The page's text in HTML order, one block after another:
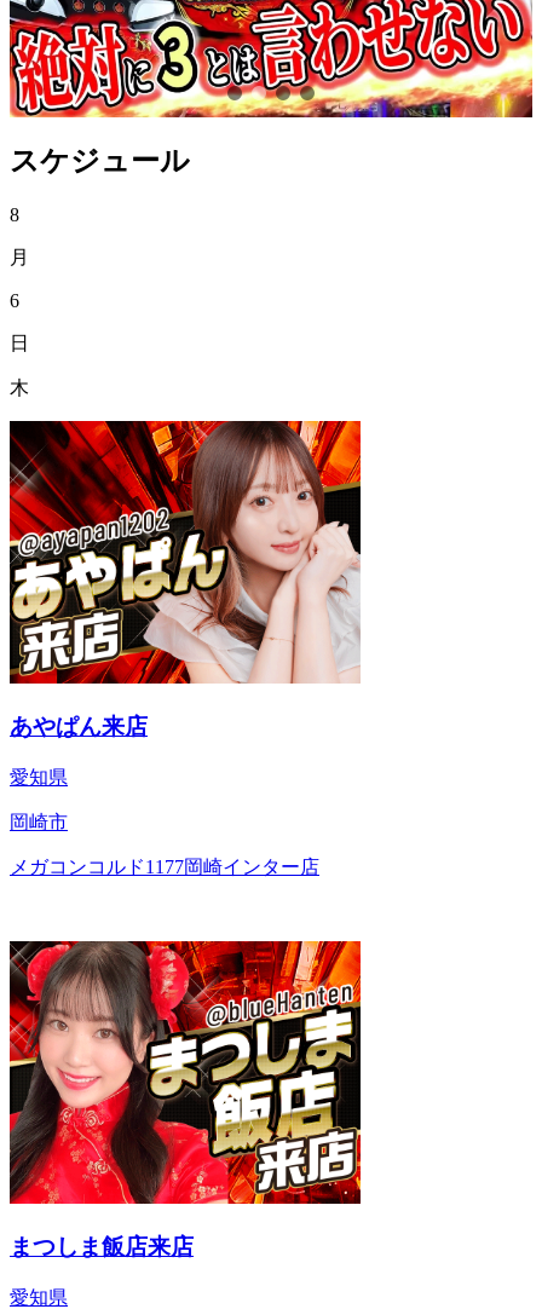
スケジュール
8
月
6
日
木
あやぱん来店
愛知県
岡崎市
メガコンコルド1177岡崎インター店
まつしま飯店来店
愛知県